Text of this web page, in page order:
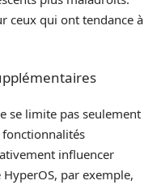
ceux qui ont tendance à
se limite pas seulement
fonctionnalités
influencer
HyperOS, par exemple,